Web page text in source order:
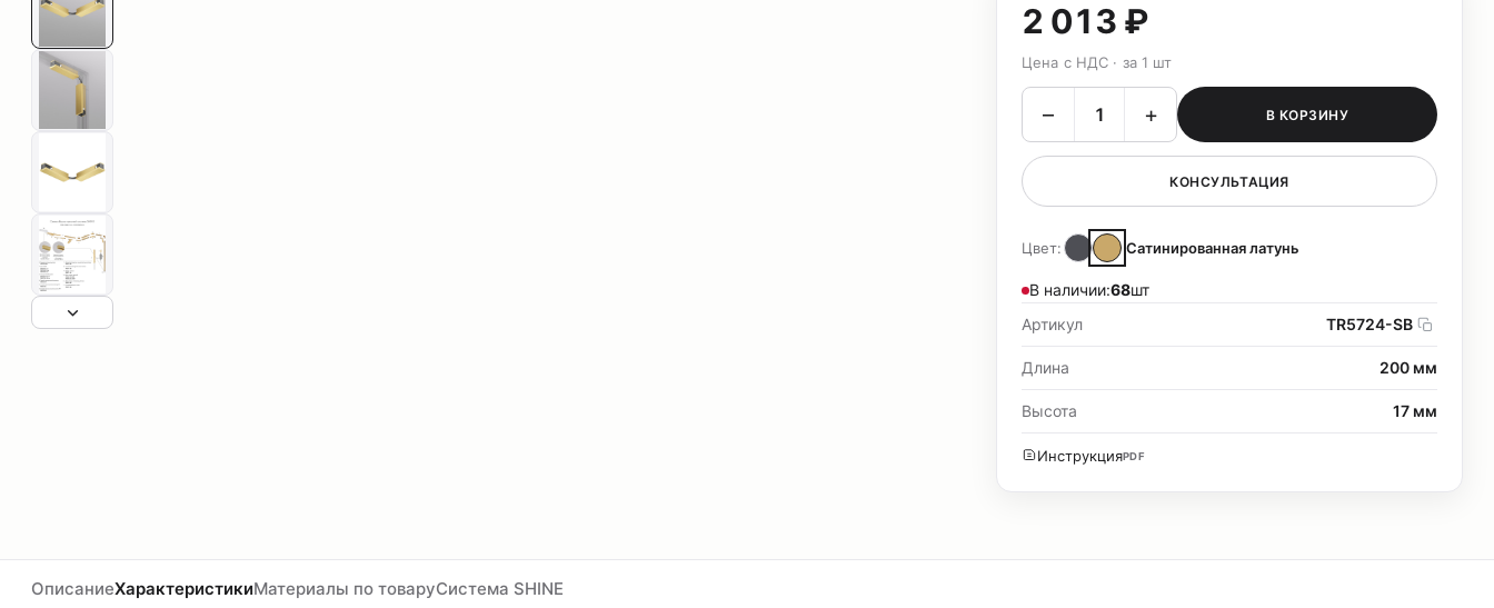
2 013 ₽
Цена с НДС · за 1 шт
– + В КОРЗИНУ
КОНСУЛЬТАЦИЯ
Цвет: Сатинированная латунь
В наличии:68шт
Артикул
TR5724-SB
Длина 200 мм
Высота 17 мм
ИнструкцияPDF
ОписаниеХарактеристикиМатериалы по товаруСистема SHINE